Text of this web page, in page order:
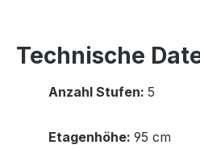
Technische
Anzahl Stufen: 5
Etagenhöhe: 95 cm